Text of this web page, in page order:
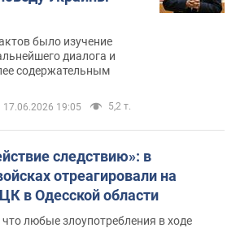
было изучение
диалога и
содержательным
17.06.2026 19:05 5,2 т.
следствию»: в
отреагировали на
в Одесской области
любые злоупотребления в ходе